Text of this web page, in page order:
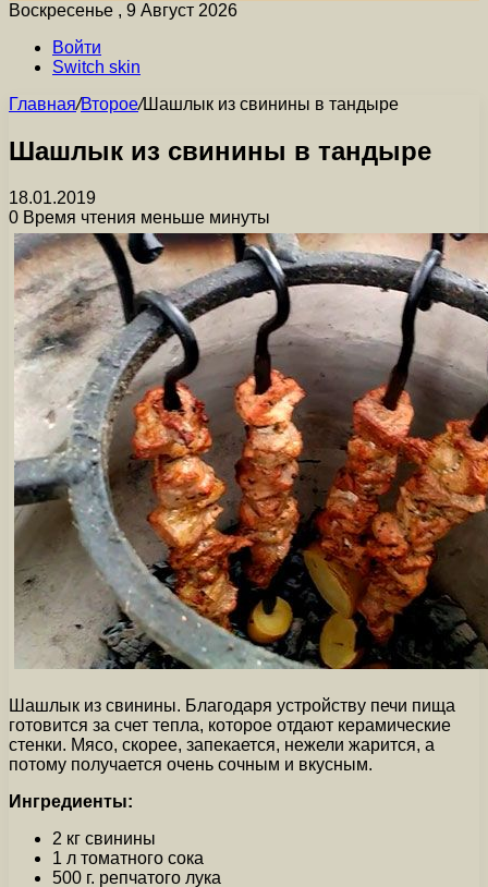
Воскресенье , 9 Август 2026
Войти
Switch skin
Главная/Второе/Шашлык из свинины в тандыре
Шашлык из свинины в тандыре
18.01.2019
0 Время чтения меньше минуты
Шашлык из свинины. Благодаря устройству печи пища
готовится за счет тепла, которое отдают керамические
стенки. Мясо, скорее, запекается, нежели жарится, а
потому получается очень сочным и вкусным.
Ингредиенты:
2 кг свинины
1 л томатного сока
500 г. репчатого лука